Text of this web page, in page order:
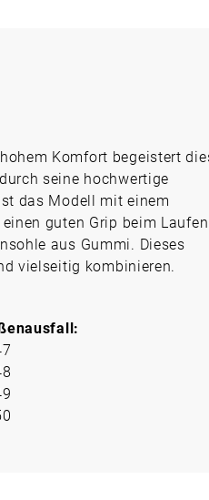
Komfort begeistert
seine hochwertige
das Modell mit einem
guten Grip beim Laufen
aus Gummi. Dieses
vielseitig kombinieren.